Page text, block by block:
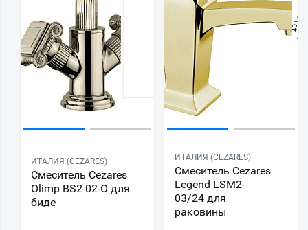
ИТАЛИЯ (CEZARES)
Смеситель Cezares
Olimp BS2-02-O для
биде
ИТАЛИЯ (CEZARES)
Смеситель Cezares
Legend LSM2-
03/24 для
раковины